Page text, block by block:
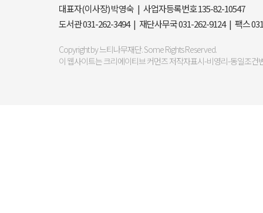
대표자(이사장) 박영숙 | 사업자등록번호 135-82-10547
도서관 031-262-3494 | 재단사무국 031-262-9124 | 팩스
Copyright by 느티나무재단. Some Rights Reserved.
이 웹사이트는 크리에이티브 커먼즈 저작자표시-비영리-동일조건